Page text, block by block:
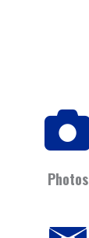
Photos